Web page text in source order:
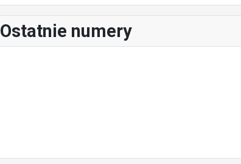
Ostatnie numery